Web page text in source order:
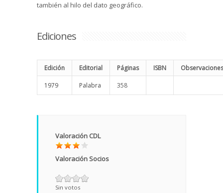
también al hilo del dato geográfico.
Ediciones
Edición Editorial Páginas ISBN Observaciones
1979 Palabra 358
Valoración CDL
Valoración Socios
Sin votos